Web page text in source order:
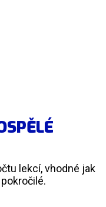
lekcí, vhodné jak